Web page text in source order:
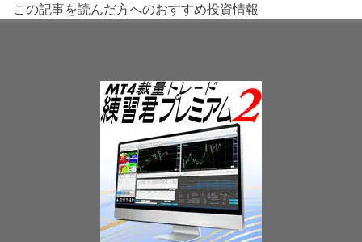
この記事を読んだ方へのおすすめ投資情報